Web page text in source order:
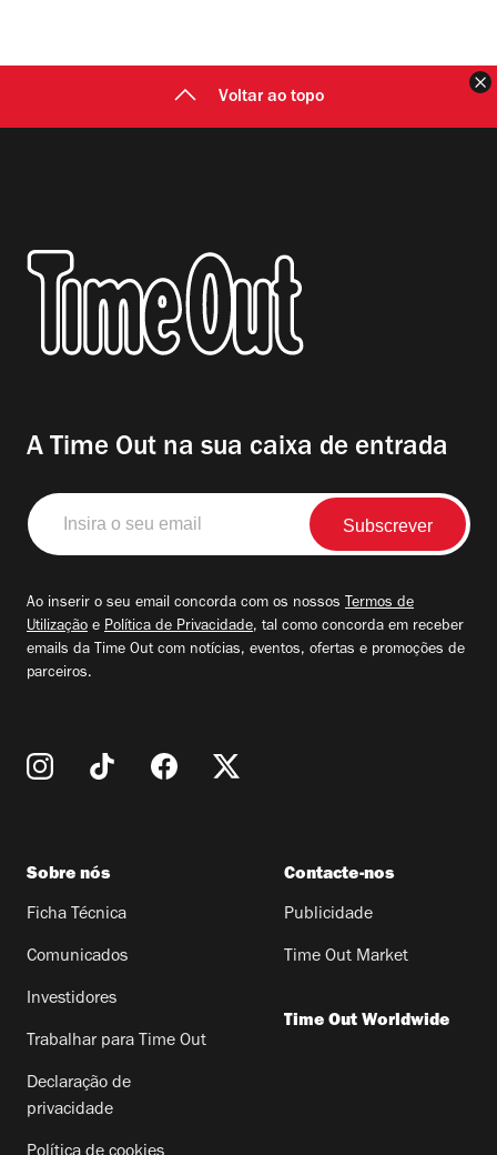
Voltar ao topo
A Time Out na sua caixa de entrada
Insira
o
seu
Ao inserir o seu email concorda com os nossos Termos de
Utilização e Política de Privacidade, tal como concorda em receber
emails da Time Out com notícias, eventos, ofertas e promoções de
parceiros.
Sobre nós
Ficha Técnica
Comunicados
Investidores
Trabalhar para Time Out
Declaração de
privacidade
Contacte-nos
Publicidade
Time Out Market
Time Out Worldwide